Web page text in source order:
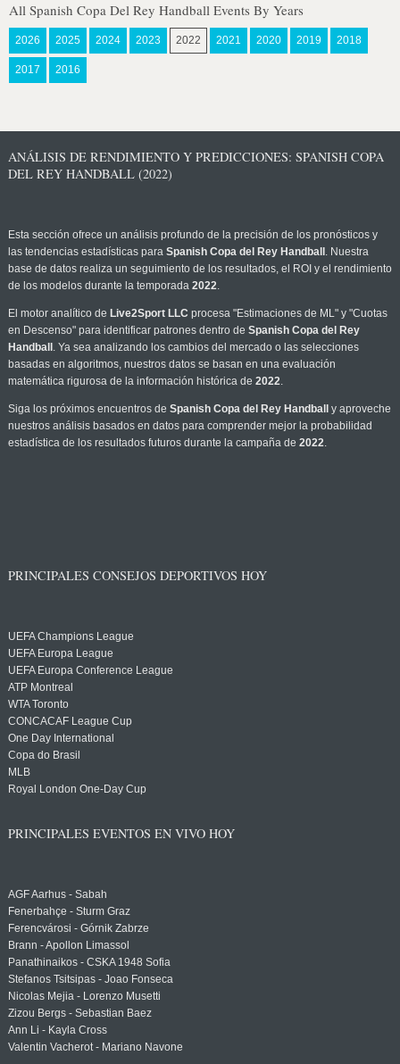
All Spanish Copa Del Rey Handball Events By Years
2026 2025 2024 2023 2022 2021 2020 2019 2018
2017 2016
ANÁLISIS DE RENDIMIENTO Y PREDICCIONES: SPANISH COPA
DEL REY HANDBALL (2022)
Esta sección ofrece un análisis profundo de la precisión de los pronósticos y
las tendencias estadísticas para Spanish Copa del Rey Handball . Nuestra
base de datos realiza un seguimiento de los resultados, el ROI y el rendimiento
de los modelos durante la temporada 2022.
El motor analítico de Live2Sport LLC procesa "Estimaciones de ML" y "Cuotas
en Descenso" para identificar patrones dentro de Spanish Copa del Rey
Handball . Ya sea analizando los cambios del mercado o las selecciones
basadas en algoritmos, nuestros datos se basan en una evaluación
matemática rigurosa de la información histórica de 2022.
Siga los próximos encuentros de Spanish Copa del Rey Handball
y aproveche
nuestros análisis basados en datos para comprender mejor la probabilidad
estadística de los resultados futuros durante la campaña de 2022.
PRINCIPALES CONSEJOS DEPORTIVOS HOY
UEFA Champions League
UEFA Europa League
UEFA Europa Conference League
ATP Montreal
WTA Toronto
CONCACAF League Cup
One Day International
Copa do Brasil
MLB
Royal London One-Day Cup
PRINCIPALES EVENTOS EN VIVO HOY
AGF Aarhus - Sabah
Fenerbahçe - Sturm Graz
Ferencvárosi - Górnik Zabrze
Brann - Apollon Limassol
Panathinaikos - CSKA 1948 Sofia
Stefanos Tsitsipas - Joao Fonseca
Nicolas Mejia - Lorenzo Musetti
Zizou Bergs - Sebastian Baez
Ann Li - Kayla Cross
Valentin Vacherot - Mariano Navone